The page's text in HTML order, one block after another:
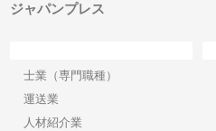
ジャパンプレス
士業（専門職種）
運送業
人材紹介業